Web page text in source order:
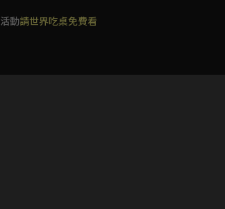
活動請世界吃桌免費看